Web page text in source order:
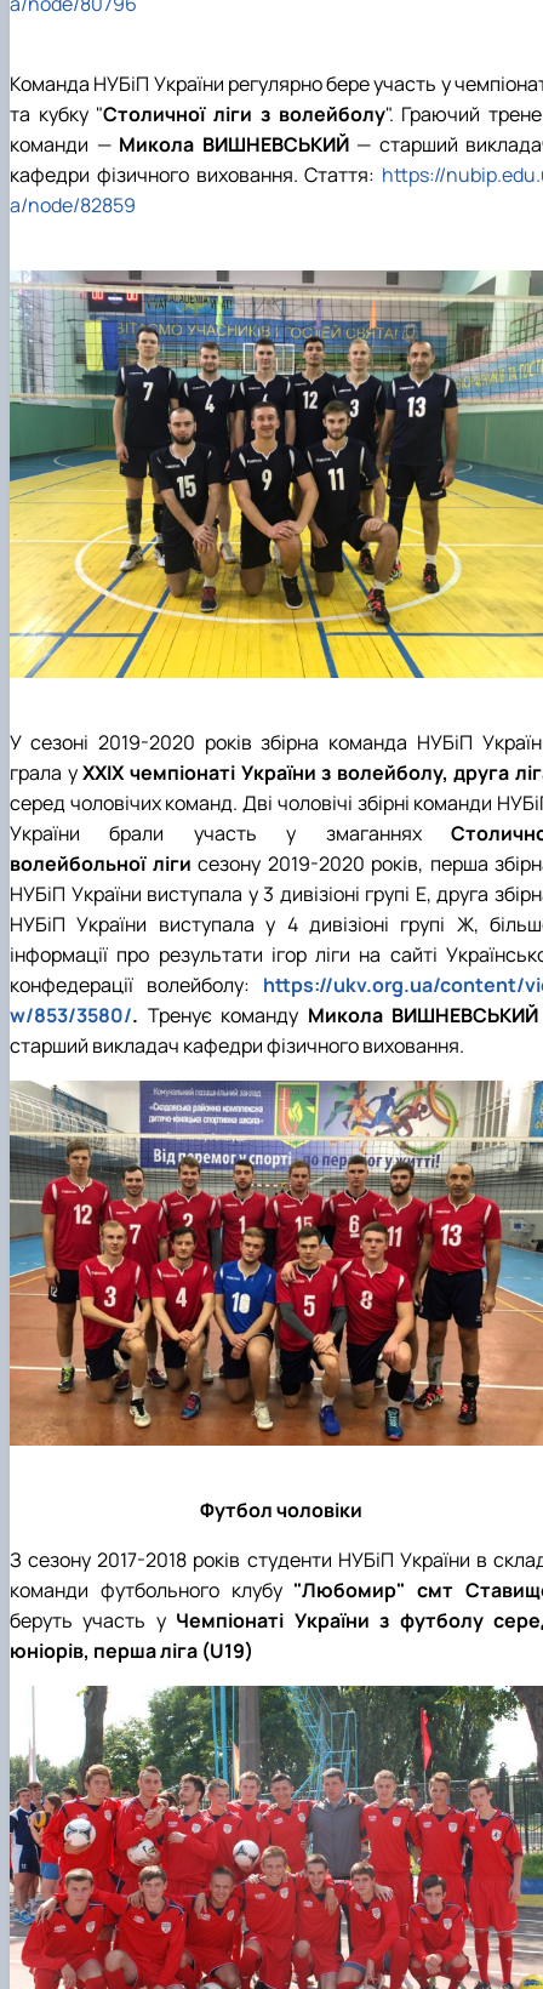
Команда НУБіП України регулярно бере участь у
та кубку "Столичної ліги з волейболу". Граючий
команди —Микола ВИШНЕВСЬКИЙ — старший
кафедри фізичного виховання. Стаття: https://
a/node/82859
У сезоні 2019-2020 років збірна команда НУБіП
грала уХХІХ чемпіонаті України з волейболу, друга
серед чоловічих команд. Дві чоловічі збірні команди
України брали участь у змаганнях
волейбольної ліги сезону 2019-2020 років, перша
НУБіП України виступала у 3 дивізіоні групі Е, друга
НУБіП України виступала у 4 дивізіоні групі Ж,
інформації про результати ігор ліги на сайті
конфедерації волейболу: https://ukv.org.ua/content/
w/853/3580/. Тренує команду Микола
старший викладач кафедри фізичного виховання.
Футбол чоловіки
З сезону 2017-2018 років студенти НУБіП України в
команди футбольного клубу "Любомир" смт
беруть участь у Чемпіонаті України з футболу
юніорів, перша ліга (U19)